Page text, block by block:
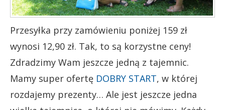
Przesyłka przy zamówieniu poniżej 159 zł
wynosi 12,90 zł. Tak, to są korzystne ceny!
Zdradzimy Wam jeszcze jedną z tajemnic.
Mamy super ofertę DOBRY START, w której
rozdajemy prezenty… Ale jest jeszcze jedna